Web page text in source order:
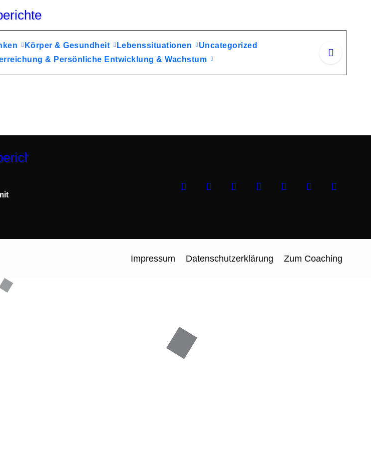
Körper & Gesundheit Lebenssituationen
Uncategorized
& Persönliche Entwicklung & Wachstum
Impressum Datenschutzerklärung Zum Coaching